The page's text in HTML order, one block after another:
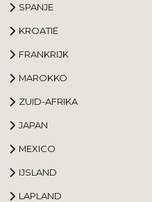
SPANJE
KROATIË
FRANKRIJK
MAROKKO
ZUID-AFRIKA
JAPAN
MEXICO
IJSLAND
LAPLAND